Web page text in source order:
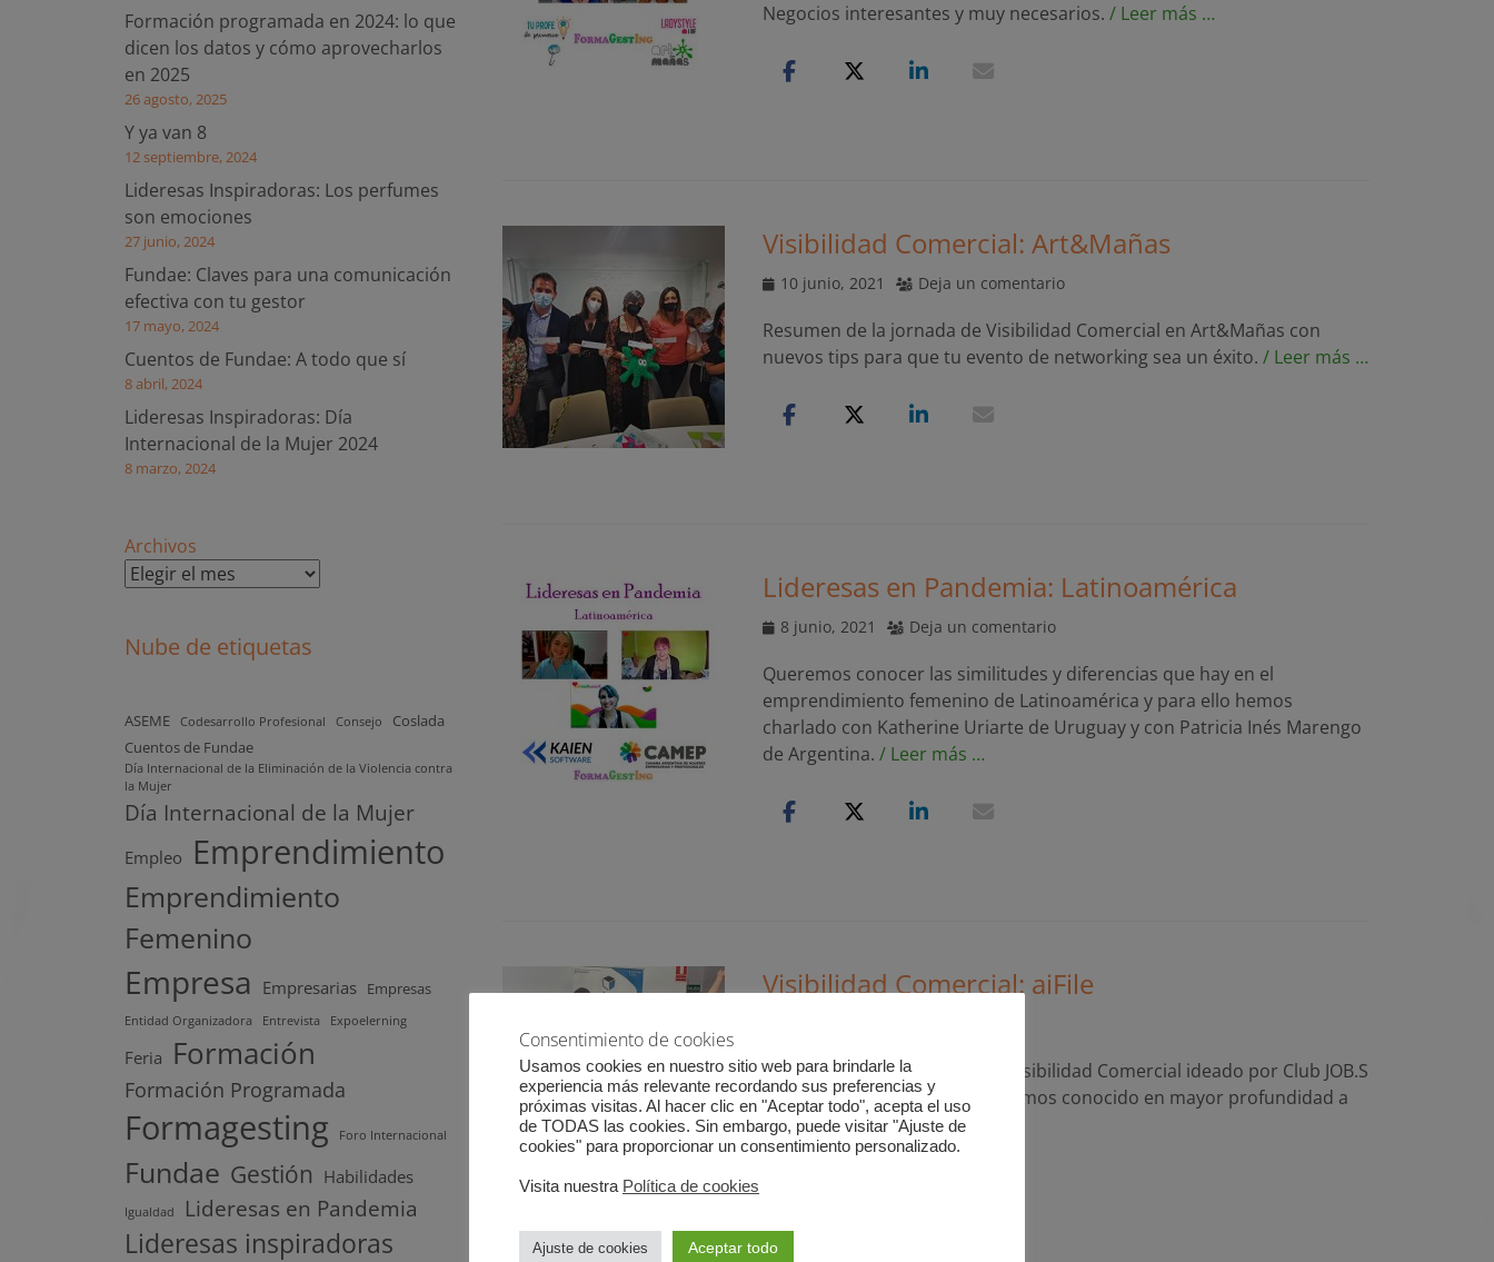
Negocios interesantes y muy necesarios. / Leer más …
Visibilidad Comercial: Art&Mañas
Publicado
10 junio, 2021 Deja un comentario
Resumen de la jornada de Visibilidad Comercial en Art&Mañas con
nuevos tips para que tu evento de networking sea un éxito. / Leer más …
Lideresas en Pandemia: Latinoamérica
Publicado
8 junio, 2021 Deja un comentario
Queremos conocer las similitudes y diferencias que hay en el
emprendimiento femenino de Latinoamérica y para ello hemos
charlado con Katherine Uriarte de Uruguay y con Patricia Inés Marengo
de Argentina. / Leer más …
Visibilidad Comercial: aiFile
Segunda jornada del Plan de Visibilidad Comercial ideado por Club JOB.S
y Todonetworking en el que hemos conocido en mayor profundidad a
aiFile./ Leer más …
Formación programada en 2024: lo que
dicen los datos y cómo aprovecharlos
en 2025
26 agosto, 2025
Y ya van 8
12 septiembre, 2024
Lideresas Inspiradoras: Los perfumes
son emociones
27 junio, 2024
Fundae: Claves para una comunicación
efectiva con tu gestor
17 mayo, 2024
Cuentos de Fundae: A todo que sí
8 abril, 2024
Lideresas Inspiradoras: Día
Internacional de la Mujer 2024
8 marzo, 2024
Archivos
Nube de etiquetas
ASEME Codesarrollo Profesional Consejo
Coslada
Cuentos de Fundae
Día Internacional de la Eliminación de la Violencia contra
la Mujer
Día Internacional de la Mujer
Empleo Emprendimiento
Emprendimiento
Femenino
Empresa Empresarias Empresas
Entidad Organizadora Entrevista Expoelerning
Feria Formación
Formación Programada
Formagesting Foro Internacional
Fundae Gestión Habilidades
Igualdad Lideresas en Pandemia
Lideresas inspiradoras
Consentimiento de cookies
Usamos cookies en nuestro sitio web para brindarle la
experiencia más relevante recordando sus preferencias y
próximas visitas. Al hacer clic en "Aceptar todo", acepta el uso
de TODAS las cookies. Sin embargo, puede visitar "Ajuste de
cookies" para proporcionar un consentimiento personalizado.
Visita nuestra Política de cookies
Ajuste de cookies Aceptar todo